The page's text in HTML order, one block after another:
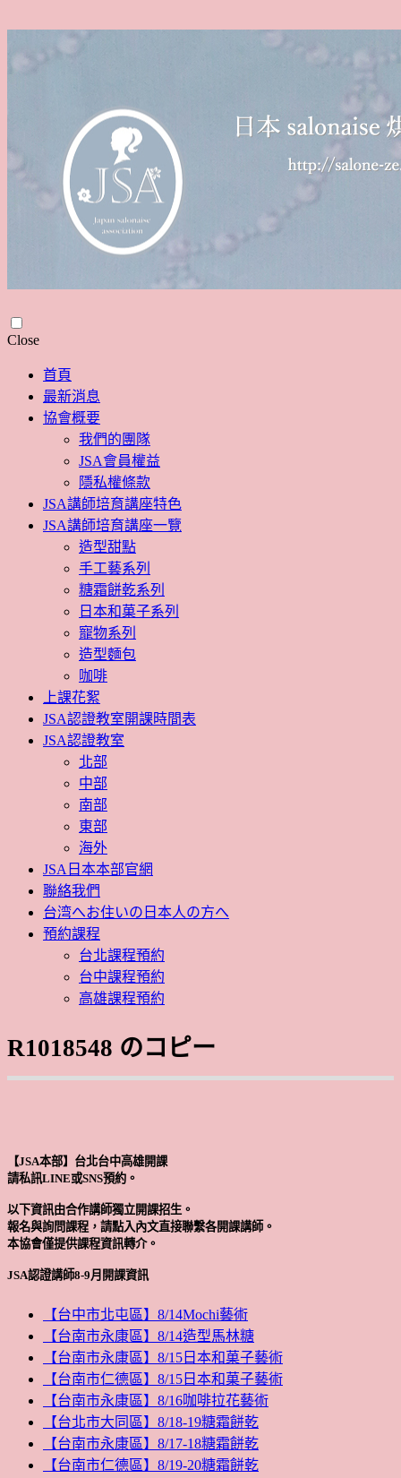
CloseSkip
content
首頁
最新消息
協會概要
我們的團隊
JSA會員權益
隱私權條款
JSA講師培育講座特色
JSA講師培育講座一覽
造型甜點
手工藝系列
糖霜餅乾系列
日本和菓子系列
寵物系列
造型麵包
咖啡
上課花絮
JSA認證教室開課時間表
JSA認證教室
北部
中部
南部
東部
海外
JSA日本本部官網
聯絡我們
台湾へお住いの日本人の方へ
預約課程
台北課程預約
台中課程預約
高雄課程預約
R1018548 のコピー
【JSA本部】台北台中高雄開課
請私訊LINE或SNS預約。
以下資訊由合作講師獨立開課招生。
報名與詢問課程，請點入內文直接聯繫各開課講師。
本協會僅提供課程資訊轉介。
JSA認證講師8-9月開課資訊
【台中市北屯區】8/14Mochi藝術
【台南市永康區】8/14造型馬林糖
【台南市永康區】8/15日本和菓子藝術
【台南市仁德區】8/15日本和菓子藝術
【台南市永康區】8/16咖啡拉花藝術
【台北市大同區】8/18-19糖霜餅乾
【台南市永康區】8/17-18糖霜餅乾
【台南市仁德區】8/19-20糖霜餅乾